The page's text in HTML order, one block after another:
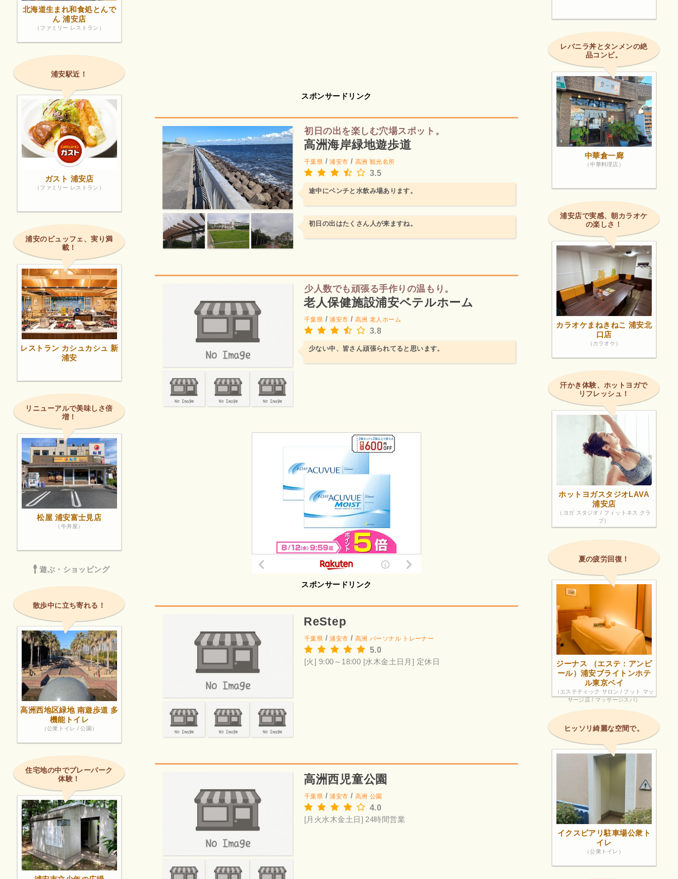
スポンサードリンク
初日の出を楽しむ穴場スポット。
高洲海岸緑地遊歩道
千葉県 /浦安市 / 高洲 観光名所
3.5
途中にベンチと水飲み場あります。
初日の出はたくさん人が来ますね。
少人数でも頑張る手作りの温もり。
老人保健施設浦安ベテルホーム
千葉県 /浦安市 / 高洲 老人ホーム
3.8
少ない中、皆さん頑張られてると思います。
スポンサードリンク
ReStep
千葉県 /浦安市 / 高洲 パーソナル トレーナー
5.0
[火] 9:00～18:00 [水木金土日月] 定休日
高洲西児童公園
千葉県 /浦安市 / 高洲 公園
4.0
[月火水木金土日] 24時間営業
北海道生まれ和食処とんで
ん 浦安店
（ファミリー レストラン）
浦安駅近！
ガスト 浦安店
（ファミリー レストラン）
浦安のビュッフェ、実り満
載！
レストラン カシュカシュ 新
浦安
リニューアルで美味しさ倍
増！
松屋 浦安富士見店
（牛丼屋）
遊ぶ・ショッピング
散歩中に立ち寄れる！
高洲西地区緑地 南遊歩道 多
機能トイレ
（公衆トイレ / 公園）
住宅地の中でプレーパーク
体験！
レバニラ丼とタンメンの絶
品コンビ。
中華倉一廊
（中華料理店）
浦安店で実感、朝カラオケ
の楽しさ！
カラオケまねきねこ 浦安北
口店
（カラオケ）
汗かき体験、ホットヨガで
リフレッシュ！
ホットヨガスタジオLAVA
浦安店
（ヨガ スタジオ / フィットネス クラ
ブ）
夏の疲労回復！
ジーナス （エステ：アンピ
ール）浦安ブライトンホテ
ル東京ベイ
（エステティック サロン / フット マッ
サージ店 / マッサージスパ）
ヒッソリ綺麗な空間で。
イクスピアリ駐車場公衆ト
イレ
（公衆トイレ）